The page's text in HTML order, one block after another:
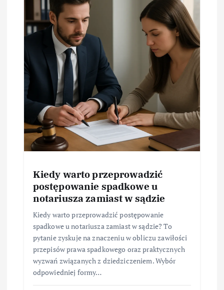
Kiedy warto przeprowadzić
postępowanie spadkowe u
notariusza zamiast w sądzie
Kiedy warto przeprowadzić postępowanie
spadkowe u notariusza zamiast w sądzie? To
pytanie zyskuje na znaczeniu w obliczu zawiłości
przepisów prawa spadkowego oraz praktycznych
wyzwań związanych z dziedziczeniem. Wybór
odpowiedniej formy…